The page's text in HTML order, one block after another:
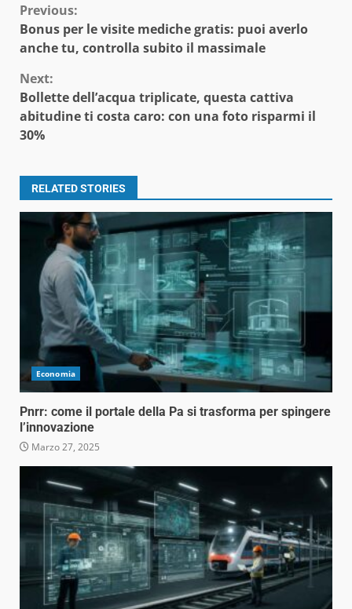
Continue
Reading
Previous:
Bonus per le visite mediche gratis: puoi averlo
anche tu, controlla subito il massimale
Next:
Bollette dell’acqua triplicate, questa cattiva
abitudine ti costa caro: con una foto risparmi il
30%
RELATED STORIES
Economia
Pnrr: come il portale della Pa si trasforma per spingere
l’innovazione
Marzo 27, 2025